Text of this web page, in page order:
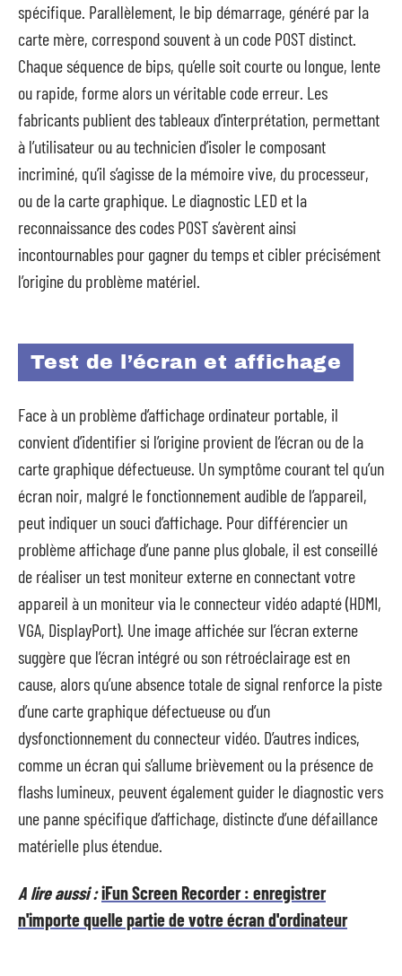
spécifique. Parallèlement, le bip démarrage, généré par la
carte mère, correspond souvent à un code POST distinct.
Chaque séquence de bips, qu’elle soit courte ou longue, lente
ou rapide, forme alors un véritable code erreur. Les
fabricants publient des tableaux d’interprétation, permettant
à l’utilisateur ou au technicien d’isoler le composant
incriminé, qu’il s’agisse de la mémoire vive, du processeur,
ou de la carte graphique. Le diagnostic LED et la
reconnaissance des codes POST s’avèrent ainsi
incontournables pour gagner du temps et cibler précisément
l’origine du problème matériel.
Test de l’écran et affichage
Face à un problème d’affichage ordinateur portable, il
convient d’identifier si l’origine provient de l’écran ou de la
carte graphique défectueuse. Un symptôme courant tel qu’un
écran noir, malgré le fonctionnement audible de l’appareil,
peut indiquer un souci d’affichage. Pour différencier un
problème affichage d’une panne plus globale, il est conseillé
de réaliser un test moniteur externe en connectant votre
appareil à un moniteur via le connecteur vidéo adapté (HDMI,
VGA, DisplayPort). Une image affichée sur l’écran externe
suggère que l’écran intégré ou son rétroéclairage est en
cause, alors qu’une absence totale de signal renforce la piste
d’une carte graphique défectueuse ou d’un
dysfonctionnement du connecteur vidéo. D’autres indices,
comme un écran qui s’allume brièvement ou la présence de
flashs lumineux, peuvent également guider le diagnostic vers
une panne spécifique d’affichage, distincte d’une défaillance
matérielle plus étendue.
A lire aussi :iFun Screen Recorder : enregistrer
n'importe quelle partie de votre écran d'ordinateur